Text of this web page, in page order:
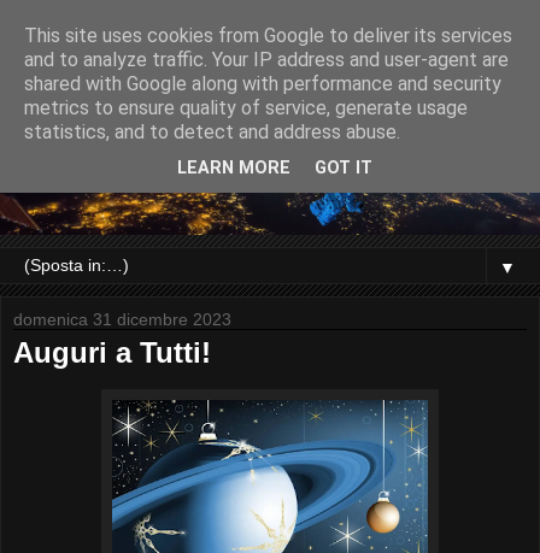
▼
domenica 31 dicembre 2023
Auguri a Tutti!
This site uses cookies from Google to deliver its services
and to analyze traffic. Your IP address and user-agent are
shared with Google along with performance and security
metrics to ensure quality of service, generate usage
statistics, and to detect and address abuse.
LEARN MORE GOT IT